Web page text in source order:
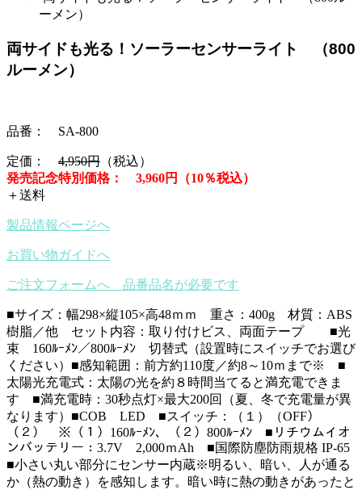
ーメン）
両サイドも光る！ソーラーセンサーライト （800
ルーメン）
品番： SA-800
定価： 4,950円 （税込）
発売記念特別価格： 3,960円（10％税込）
＋送料
製品情報ページへ
お買い物ガイドへ
ご注文フォームへ 品番品名が必要です
■サイズ：幅298×縦105×高48ｍｍ 重さ：400g 材質：ABS
樹脂／他 セット内容：取り付けビス、両面テープ ■光
束 160ﾙｰﾒﾝ／800ﾙｰﾒﾝ 切替式（設置時にスイッチでお選び
ください）■感知範囲：前方約110度／約8～10ｍまで※ ■
太陽光充電式：太陽の光を約８時間当てると満充電できま
す ■満充電時：30秒点灯×最大200回（夏、冬で充電量が異
なります）■COB LED ■スイッチ：（１）（OFF）
（２） ※（１）160ﾙｰﾒﾝ、（２）800ﾙｰﾒﾝ ■リチウムイオ
ンバッテリー：3.7V 2,000ｍAh ■国際防塵防雨規格 IP-65
■小さい丸い部分にセンサー内蔵※明るい、暗い、人が通る
か（熱の動き）を感知します。暗い時に熱の動きがあったと